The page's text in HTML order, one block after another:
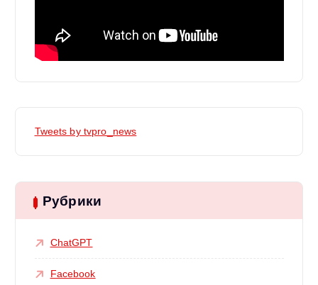
Tweets by tvpro_news
Рубрики
ChatGPT
Facebook